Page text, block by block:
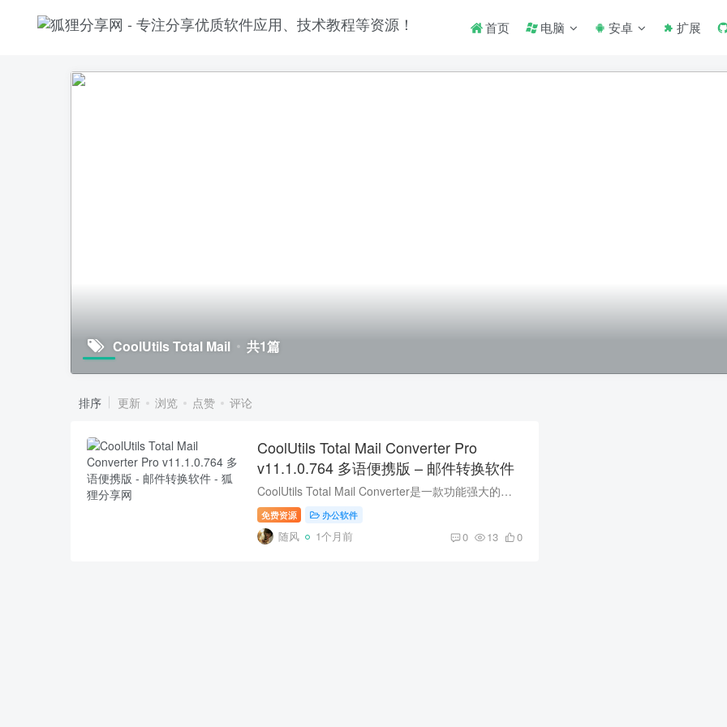
首页 电脑 安卓 扩展
CoolUtils Total Mail 共1篇
排序 更新 浏览 点赞 评论
CoolUtils Total Mail Converter Pro
v11.1.0.764 多语便携版 – 邮件转换软件
CoolUtils Total Mail Converter是一款功能强大的邮件转换软件，可以将邮件从一种格式转换为另一种格式，包括将邮件转换为PDF、TXT、HTML、DOC、CSV等多种常见格式。 软件功能 批量转换：支持同...
免费资源 办公软件
随风 1个月前 0 13 0